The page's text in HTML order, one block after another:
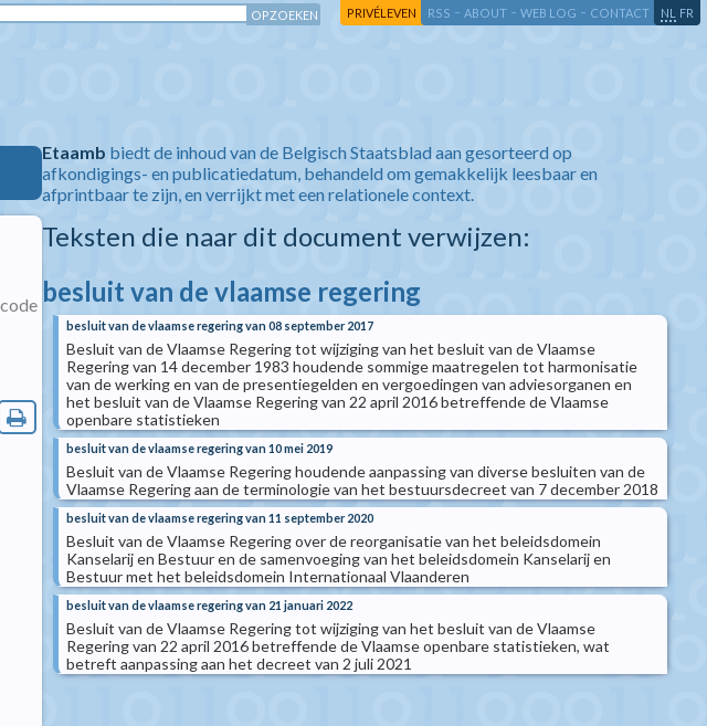
PRIVÉLEVEN RSS - ABOUT - WEB LOG - CONTACT NL FR
Etaamb biedt de inhoud van de Belgisch Staatsblad aan gesorteerd op
afkondigings- en publicatiedatum, behandeld om gemakkelijk leesbaar en
afprintbaar te zijn, en verrijkt met een relationele context.
Teksten die naar dit document verwijzen:
besluit van de vlaamse regering
besluit van de vlaamse regering van 08 september 2017
Besluit van de Vlaamse Regering tot wijziging van het besluit van de Vlaamse
Regering van 14 december 1983 houdende sommige maatregelen tot harmonisatie
van de werking en van de presentiegelden en vergoedingen van adviesorganen en
het besluit van de Vlaamse Regering van 22 april 2016 betreffende de Vlaamse
openbare statistieken
besluit van de vlaamse regering van 10 mei 2019
Besluit van de Vlaamse Regering houdende aanpassing van diverse besluiten van de
Vlaamse Regering aan de terminologie van het bestuursdecreet van 7 december 2018
besluit van de vlaamse regering van 11 september 2020
Besluit van de Vlaamse Regering over de reorganisatie van het beleidsdomein
Kanselarij en Bestuur en de samenvoeging van het beleidsdomein Kanselarij en
Bestuur met het beleidsdomein Internationaal Vlaanderen
besluit van de vlaamse regering van 21 januari 2022
Besluit van de Vlaamse Regering tot wijziging van het besluit van de Vlaamse
Regering van 22 april 2016 betreffende de Vlaamse openbare statistieken, wat
betreft aanpassing aan het decreet van 2 juli 2021